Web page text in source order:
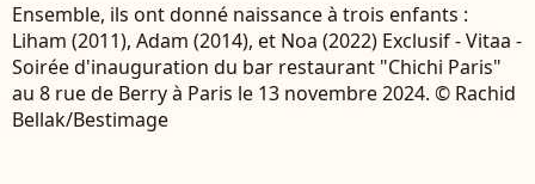
Ensemble, ils ont donné naissance à trois enfants :
Liham (2011), Adam (2014), et Noa (2022) Exclusif - Vitaa -
Soirée d'inauguration du bar restaurant "Chichi Paris"
au 8 rue de Berry à Paris le 13 novembre 2024. © Rachid
Bellak/Bestimage